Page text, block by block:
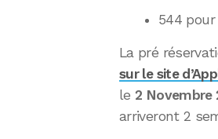
544
La pré
sur le site
le2 Novembre
arriveront 2